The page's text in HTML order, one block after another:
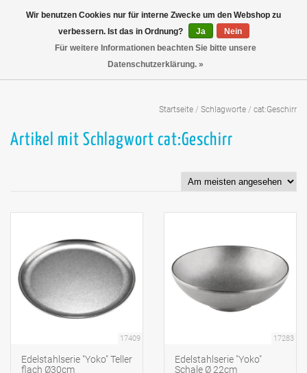
Startseite / Schlagworte / cat:Geschirr
Artikel mit Schlagwort cat:Geschirr
17409
Edelstahlserie "Yoko" Teller
flach Ø30cm
17283
Edelstahlserie "Yoko"
Schale Ø 22cm
Wir benutzen Cookies nur für interne Zwecke um den Webshop zu
verbessern. Ist das in Ordnung?
Ja
Nein
Für weitere Informationen beachten Sie bitte unsere
Datenschutzerklärung. »